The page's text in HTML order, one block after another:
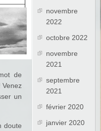
de
Venez
un
doute
novembre
2022
octobre 2022
novembre
2021
septembre
2021
février 2020
janvier 2020